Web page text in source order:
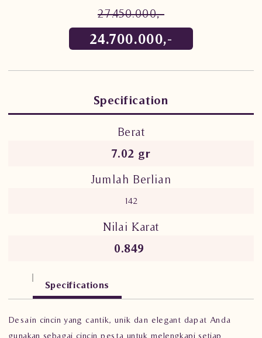
27.450.000,-
24.700.000,-
Specification
Berat
7.02 gr
Jumlah Berlian
142
Nilai Karat
0.849
Specifications
Desain cincin yang cantik, unik dan elegant dapat Anda
gunakan sebagai cincin pesta untuk melengkapi setiap